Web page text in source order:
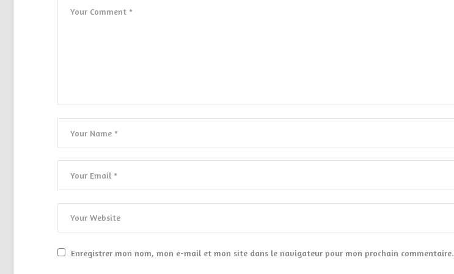
Enregistrer mon nom, mon e-mail et mon site dans le navigateur pour mon prochain commentaire.